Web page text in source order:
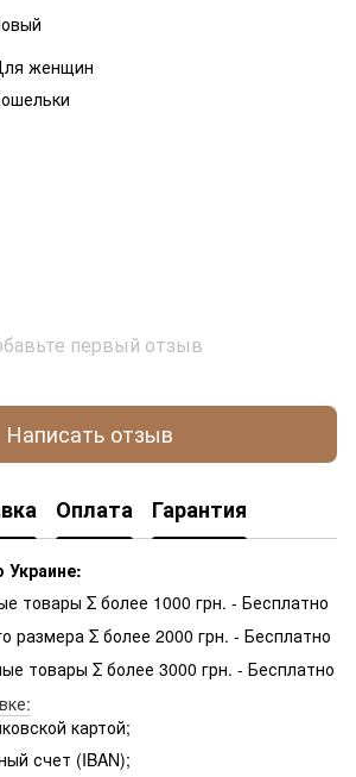
женщин
первый отзыв
Написать отзыв
Оплата Гарантия
Украине:
товары Σ более 1000 грн. - Бесплатно
размера Σ более 2000 грн. - Бесплатно
товары Σ более 3000 грн. - Бесплатно
картой;
счет (IBAN);